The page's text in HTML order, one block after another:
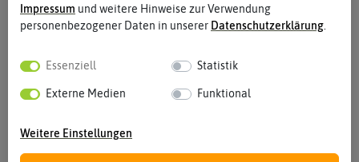
Impressum und weitere Hinweise zur Verwendung
personenbezogener Daten in unserer Daten­schutz­erklärung
Essenziell Statistik
Externe Medien Funktional
Weitere Einstellungen